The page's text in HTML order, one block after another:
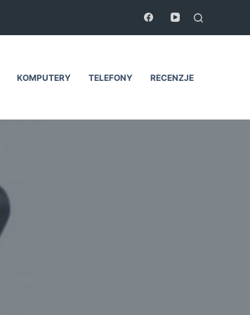
KOMPUTERY TELEFONY RECENZJE